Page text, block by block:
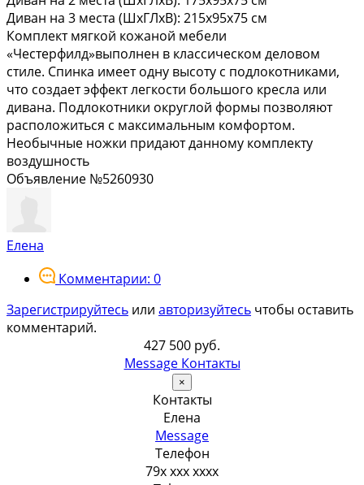
Диван на 3 места (ШхГЛхВ): 215x95х75 см
Комплект мягкой кожаной мебели
«Честерфилд»выполнен в классическом деловом
стиле. Спинка имеет одну высоту с подлокотниками,
что создает эффект легкости большого кресла или
дивана. Подлокотники округлой формы позволяют
расположиться с максимальным комфортом.
Необычные ножки придают данному комплекту
воздушность
Объявление №5260930
Елена
Комментарии: 0
Зарегистрируйтесь или авторизуйтесь чтобы оставить
комментарий.
427 500 руб.
Message Контакты
×
Контакты
Елена
Message
Телефон
79x xxx xxxx